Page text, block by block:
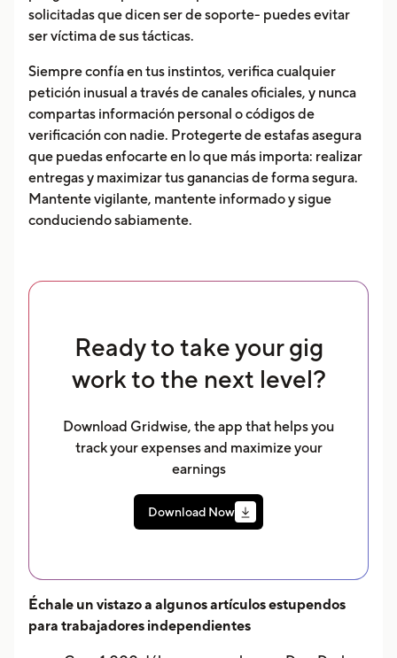
solicitadas que dicen ser de soporte- puedes evitar
ser víctima de sus tácticas.
Siempre confía en tus instintos, verifica cualquier
petición inusual a través de canales oficiales, y nunca
compartas información personal o códigos de
verificación con nadie. Protegerte de estafas asegura
que puedas enfocarte en lo que más importa: realizar
entregas y maximizar tus ganancias de forma segura.
Mantente vigilante, mantente informado y sigue
conduciendo sabiamente.
Ready to take your gig
work to the next level?
Download Gridwise, the app that helps you
track your expenses and maximize your
earnings
Download Now
Échale un vistazo a algunos artículos estupendos
para trabajadores independientes